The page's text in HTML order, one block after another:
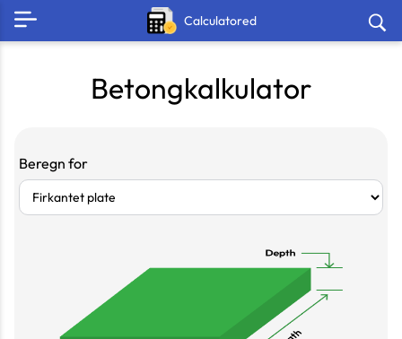
Calculatored
Betongkalkulator
Beregn for